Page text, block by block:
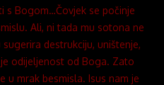
s Bogom…Čovjek se počinje
Ali, ni tada mu sotona ne
destrukciju, uništenje,
odijeljenost od Boga. Zato
u mrak besmisla. Isus nam je